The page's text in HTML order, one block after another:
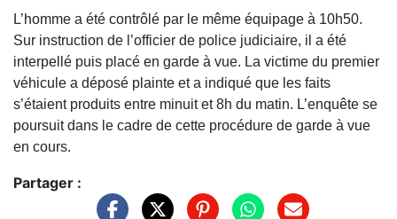
L’homme a été contrôlé par le même équipage à 10h50.
Sur instruction de l’officier de police judiciaire, il a été
interpellé puis placé en garde à vue. La victime du premier
véhicule a déposé plainte et a indiqué que les faits
s’étaient produits entre minuit et 8h du matin. L’enquête se
poursuit dans le cadre de cette procédure de garde à vue
en cours.
Partager :